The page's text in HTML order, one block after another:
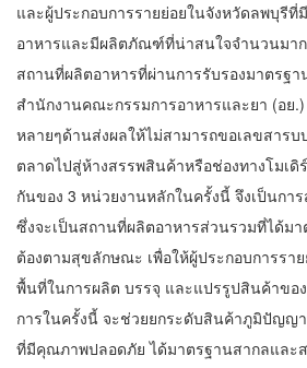
และผู้ประกอบการรายย่อยในจังหวัดลพบุรีที่
อาหารและมีผลิตภัณฑ์ที่น่าสนใจจำนวนมา
สถานที่ผลิตอาหารที่ผ่านการรับรองมาตรฐ
สำนักงานคณะกรรมการอาหารและยา (อย
หลายๆด้านส่งผลให้ไม่สามารถขอเลขสารบ
ตลาดไปสู่ห้างสรรพสินค้าหรือช่องทางโมเดิ
กันของ 3 หน่วยงานหลักในครั้งนี้ จึงเป็นการ
ซึ่งจะเป็นสถานที่ผลิตอาหารส่วนรวมที่ได้ม
ต้องตามสุขลักษณะ เพื่อให้ผู้ประกอบการรา
พื้นที่ในการผลิต บรรจุ และแปรรูปสินค้าขอ
การในครั้งนี้ จะช่วยยกระดับสินค้าภูมิปัญญ
ที่มีคุณภาพปลอดภัย ได้มาตรฐานสากลและ